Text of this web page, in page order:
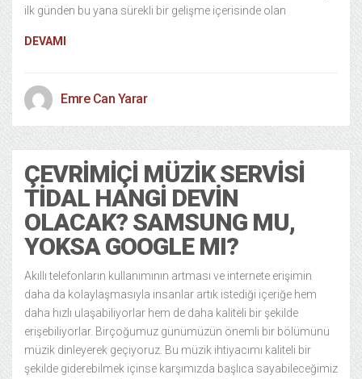
ilk günden bu yana sürekli bir gelişme içerisinde olan
DEVAMI
Emre Can Yarar
ÇEVRIMIÇI MÜZIK SERVISI
TIDAL HANGI DEVIN
OLACAK? SAMSUNG MU,
YOKSA GOOGLE MI?
Akıllı telefonların kullanımının artması ve internete erişimin
daha da kolaylaşmasıyla insanlar artık istediği içeriğe hem
daha hızlı ulaşabiliyorlar hem de daha kaliteli bir şekilde
erişebiliyorlar. Birçoğumuz günümüzün önemli bir bölümünü
müzik dinleyerek geçiyoruz. Bu müzik ihtiyacımı kaliteli bir
şekilde giderebilmek içinse karşımızda başlıca sayabileceğimiz